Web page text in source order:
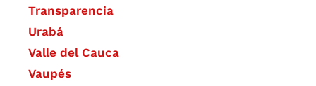
Transparencia
Urabá
Valle del Cauca
Vaupés